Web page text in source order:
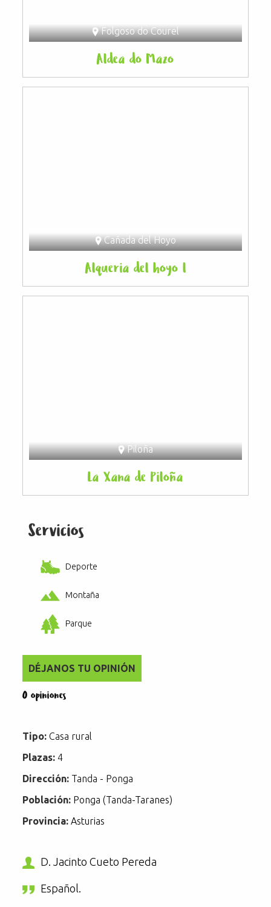
Folgoso do Courel
Aldea do Mazo
Cañada del Hoyo
Alqueria del hoyo l
Piloña
La Xana de Piloña
Servicios
Deporte
Montaña
Parque
DÉJANOS TU OPINIÓN
0 opiniones
Tipo:Casa rural
Plazas:4
Dirección: Tanda - Ponga
Población: Ponga (Tanda-Taranes)
Provincia:Asturias
D. Jacinto Cueto Pereda
Español.